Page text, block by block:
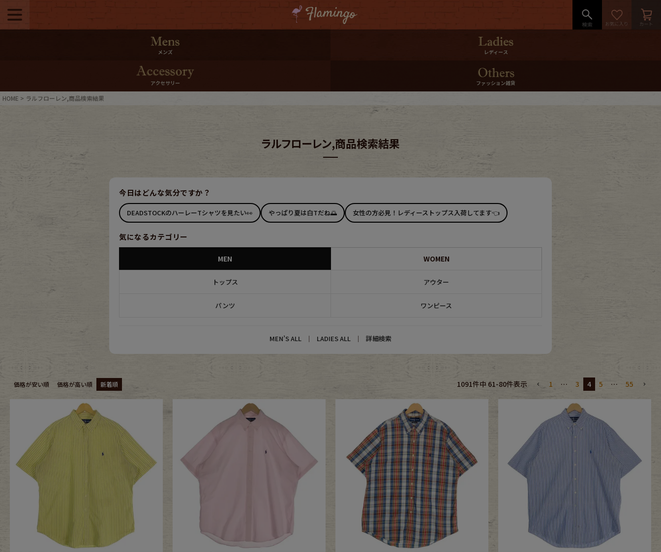
500pt＆10％Offクーポンプレゼント
ログイン・会員登録 LINE ID連携
International Shipping
店舗紹介 特集一覧
スタッフコーディネート
古着卸DOCK
メンズ商品カテゴリーから探す
Fafatt
レディース商品カテゴリーから探す
Tops Bottoms
Fafatt Kidswear
小物・アクセサリーから探す
メンズ レディース
アクセサリー ファッション雑貨
HOME ラルフローレン,商品検索結果
ラルフローレン,商品検索結果
今日はどんな気分ですか？
DEADSTOCKのハーレーTシャツを見たい👀 やっぱり夏は白Tだね🌅 女性の方必見！レディーストップス入荷してます👈
気になるカテゴリー
MEN WOMEN
トップス アウター
パンツ ワンピース
MEN’S ALL ｜ LADIES ALL ｜ 詳細検索
価格が安い順 価格が高い順 新着順 1091件中 61-80件表示 1 … 3 4 5 … 55